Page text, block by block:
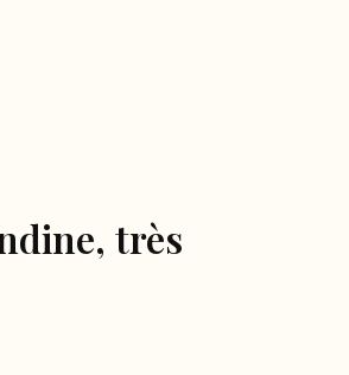
très